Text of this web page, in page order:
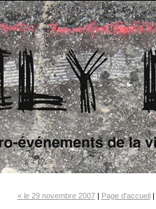
« le 29 novembre 2007| Page d'accueil|